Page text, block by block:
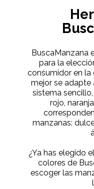
BuscaManzana
para la
consumidor en la
mejor se adapte
sistema
rojo,
manzanas:
¿Ya has elegido
colores de
escoger las